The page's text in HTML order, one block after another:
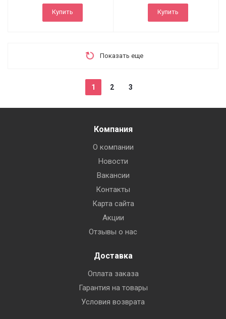
Купить Купить
Показать еще
1 2 3
Компания
О компании
Новости
Вакансии
Контакты
Карта сайта
Акции
Отзывы о нас
Доставка
Оплата заказа
Гарантия на товары
Условия возврата